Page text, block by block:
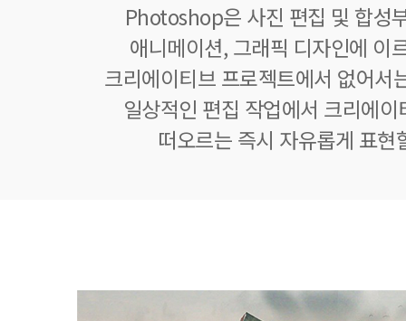
Photoshop은 사진 편집 및 합성
애니메이션, 그래픽 디자인에 이
크리에이티브 프로젝트에서 없어서
일상적인 편집 작업에서 크리에
떠오르는 즉시 자유롭게 표현